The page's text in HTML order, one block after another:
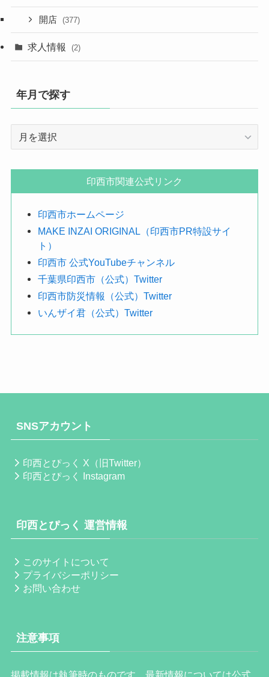
開店 (377)
求人情報 (2)
年月で探す
す
印西市関連公式リンク
印西市ホームページ
MAKE INZAI ORIGINAL（印西市PR特設サイ
ト）
印西市 公式YouTubeチャンネル
千葉県印西市（公式）Twitter
印西市防災情報（公式）Twitter
いんザイ君（公式）Twitter
SNSアカウント
印西とぴっく X（旧Twitter）
印西とぴっく Instagram
印西とぴっく 運営情報
このサイトについて
プライバシーポリシー
お問い合わせ
注意事項